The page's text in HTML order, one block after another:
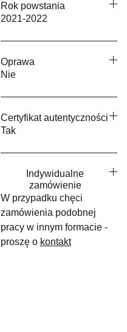
Rok powstania
2021-2022
Oprawa
Nie
Certyfikat autentyczności
Tak
Indywidualne
zamówienie
W przypadku chęci
zamówienia podobnej
pracy w innym formacie -
proszę o kontakt